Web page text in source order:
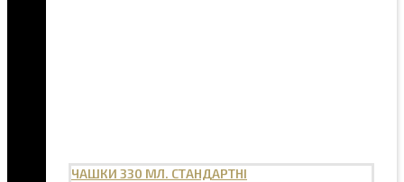
ЧАШКИ 330 МЛ. СТАНДАРТНІ